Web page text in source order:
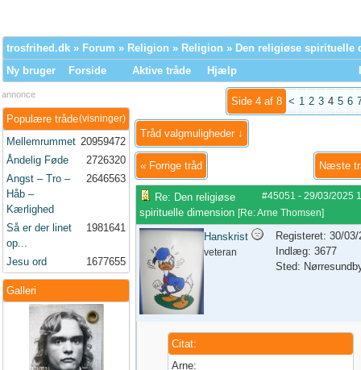
trosfrihed.dk » Forum » Religion » Religion » Den religiøse spirituelle
Ny bruger
Forside Aktive tråde Hjælp
annonce
(visninger)
Populære tråde
Mellemrummet 20959472
Åndelig Føde
2726320
Angst – Tro –
Håb –
Kærlighed
2646563
Så er der linet
op...
1981641
Jesu ord 1677655
Galleri
Side 4 af 8 < 1 2 3 4 5 6
Tråd valgmuligheder ↓
« Forrige tråd Næste
#45051 - 29/03/2025
Re: Den religiøse
spirituelle dimension [Re: Arne Thomsen]
Hanskrist
veteran
Registeret: 30/03/
Indlæg: 3677
Sted:
Citat:
Arne: